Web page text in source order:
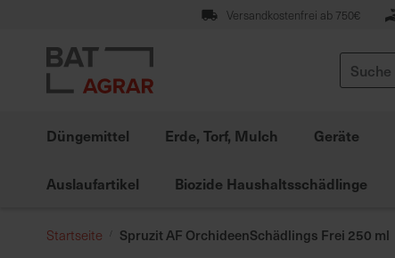
springen
Versandkostenfrei ab 750€
Suche
Düngemittel Erde, Torf, Mulch Geräte
Auslaufartikel Biozide Haushaltsschädlinge
Startseite Spruzit AF OrchideenSchädlings Frei 250 ml